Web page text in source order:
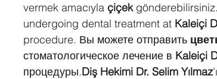
vermek amacıyla çiçek
undergoing dental treatment at Kaleiçi
procedure. Вы можете отправить
стоматологическое лечение в Kaleiçi
процедуры.Diş Hekimi Dr. Selim Yılmaz